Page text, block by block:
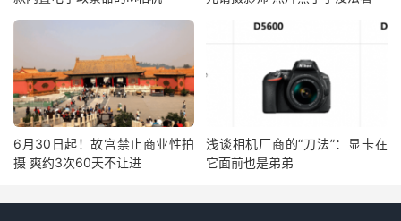
6月30日起！故宫禁止商业性拍
摄 爽约3次60天不让进
浅谈相机厂商的“刀法”：显卡在
它面前也是弟弟